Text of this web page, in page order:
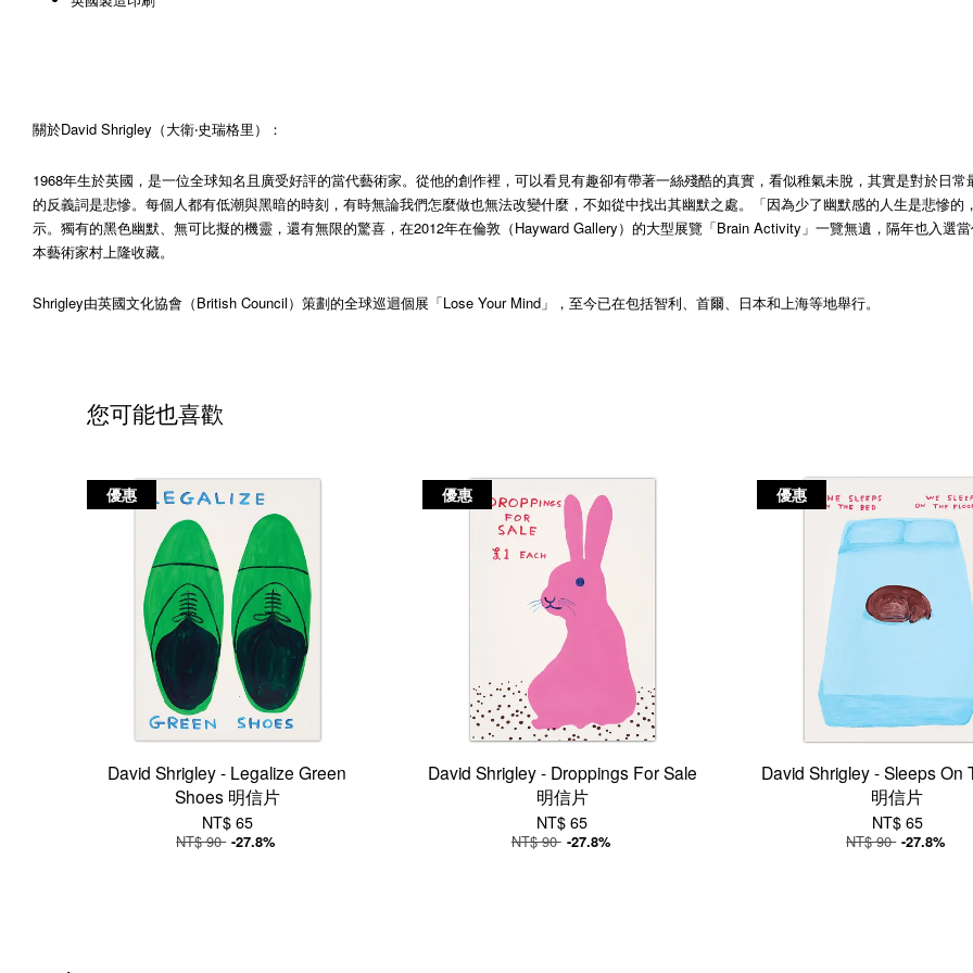
關於David Shrigley（大衛‧史瑞格里）：
1968年生於英國，是一位全球知名且廣受好評的當代藝術家。從他的創作裡，可以看見有趣卻有帶著一絲殘酷的真實，看似稚氣未脫，其實是對於日
的反義詞是悲慘。每個人都有低潮與黑暗的時刻，有時無論我們怎麼做也無法改變什麼，不如從中找出其幽默之處。「因為少了幽默感的人生是悲慘
示。獨有的黑色幽默、無可比擬的機靈，還有無限的驚喜，在2012年在倫敦（Hayward Gallery）的大型展覽「Brain Activity」一覽無遺，隔年也入選
本藝術家村上隆收藏。
Shrigley由英國文化協會（British Council）策劃的全球巡迴個展「Lose Your Mind」，至今已在包括智利、首爾、日本和上海等地舉行。
您可能也喜歡
優惠
David Shrigley - Legalize Green
Shoes 明信片
NT$ 65
NT$ 90 -27.8%
優惠
David Shrigley - Droppings For Sale
明信片
NT$ 65
NT$ 90 -27.8%
優惠
David Shrigley - Sleeps On
明信片
NT$ 65
NT$ 90 -27.8%